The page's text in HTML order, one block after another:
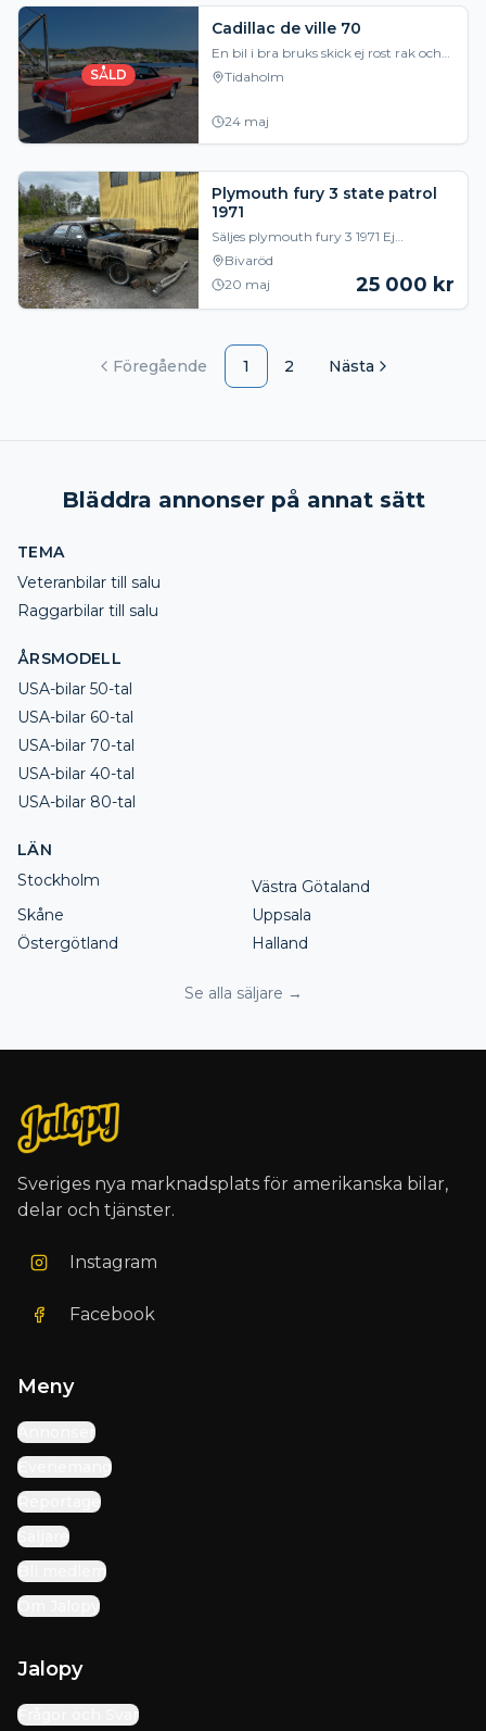
SÅLD
Cadillac de ville 70
En bil i bra bruks skick ej rost rak och
fin i karossen 472-400 som funkar
som det skall.
Tidaholm
24 maj
Plymouth fury 3 state patrol
1971
Säljes plymouth fury 3 1971 Ej
komplett bil, de ni ser på bild är vad
som finns. Finska papper 25,000kr
Allt finns
Bivaröd
20 maj
25 000 kr
Föregående 1 2 Nästa
Bläddra annonser på annat sätt
TEMA
Veteranbilar till salu
Raggarbilar till salu
ÅRSMODELL
USA-bilar 50-tal
USA-bilar 60-tal
USA-bilar 70-tal
USA-bilar 40-tal
USA-bilar 80-tal
LÄN
Stockholm
Västra Götaland
Skåne
Uppsala
Östergötland
Halland
Se alla säljare →
Sveriges nya marknadsplats för amerikanska bilar,
delar och tjänster.
Instagram
Facebook
Meny
Annonser
Evenemang
Reportage
Säljare
Bli medlem
Om Jalopy
Jalopy
Frågor och Svar